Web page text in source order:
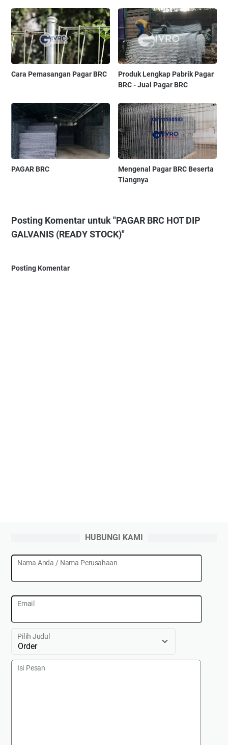
Cara Pemasangan Pagar BRC
Produk Lengkap Pabrik Pagar
BRC - Jual Pagar BRC
PAGAR BRC
Mengenal Pagar BRC Beserta
Tiangnya
Posting Komentar untuk "PAGAR BRC HOT DIP
GALVANIS (READY STOCK)"
Posting Komentar
HUBUNGI KAMI
Nama Anda / Nama Perusahaan
Email
Pilih Judul
Isi Pesan